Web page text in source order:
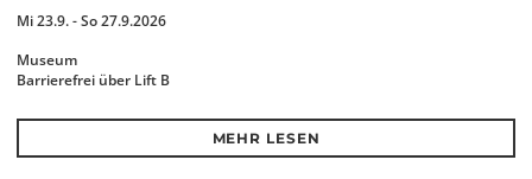
Mi 23.9. - So 27.9.2026
Museum
Barrierefrei über Lift B
MEHR LESEN